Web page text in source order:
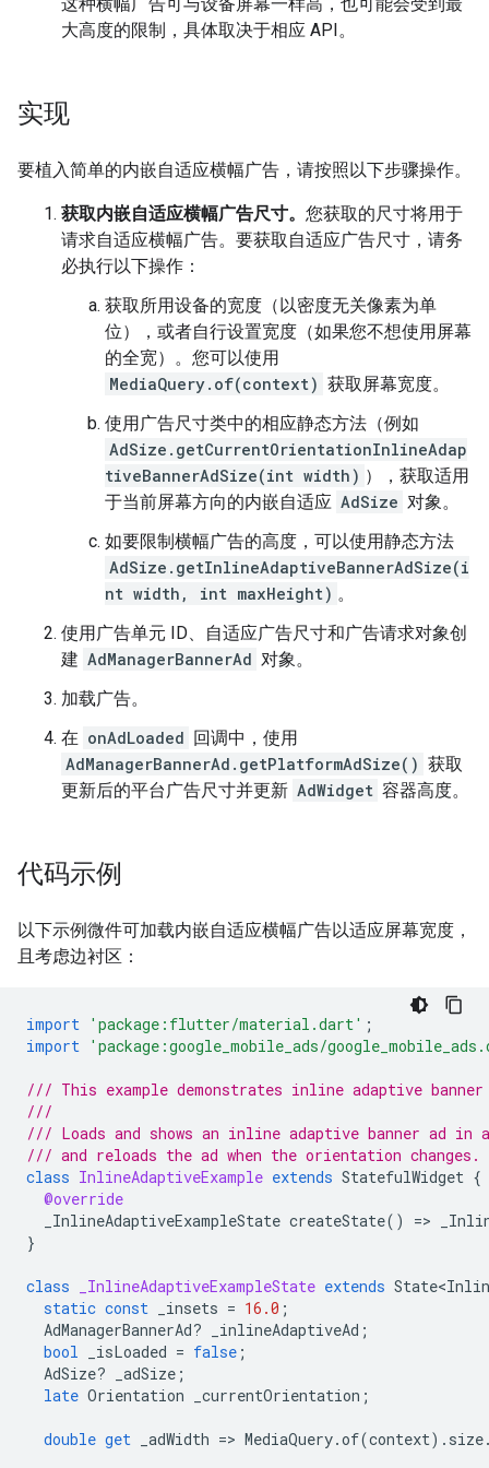
大高度的限制，具体取决于相应 API。
实现
要植入简单的内嵌自适应横幅广告，请按照以下步骤操作。
获取内嵌自适应横幅广告尺寸。 您获取的尺寸将用于
请求自适应横幅广告。要获取自适应广告尺寸，请务
必执行以下操作：
获取所用设备的宽度（以密度无关像素为单
位），或者自行设置宽度（如果您不想使用屏幕
的全宽）。您可以使用
MediaQuery.of(context) 获取屏幕宽度。
使用广告尺寸类中的相应静态方法（例如
AdSize.getCurrentOrientationInlineAdap
tiveBannerAdSize(int width) ），获取适用
于当前屏幕方向的内嵌自适应 AdSize 对象。
如要限制横幅广告的高度，可以使用静态方法
AdSize.getInlineAdaptiveBannerAdSize(i
nt width, int maxHeight) 。
使用广告单元 ID、自适应广告尺寸和广告请求对象创
建 AdManagerBannerAd 对象。
加载广告。
在 onAdLoaded 回调中，使用
AdManagerBannerAd.getPlatformAdSize() 获取
更新后的平台广告尺寸并更新 AdWidget 容器高度。
代码示例
以下示例微件可加载内嵌自适应横幅广告以适应屏幕宽度，
且考虑边衬区：
import 'package:flutter/material.dart' ;
import
'package:google_mobile_ads/
/// This example demonstrates inline adaptive
///
/// Loads and shows an inline adaptive banner ad
/// and reloads the ad when the orientation changes.
class InlineAdaptiveExample extends StatefulWidget {
@override
_InlineAdaptiveExampleState createState() =>
}
class _InlineAdaptiveExampleState extends
static const _insets = 16.0 ;
AdManagerBannerAd? _inlineAdaptiveAd ;
bool
_isLoaded = false ;
AdSize? _adSize ;
late Orientation _currentOrientation ;
double get _adWidth => MediaQuery.of(context). size